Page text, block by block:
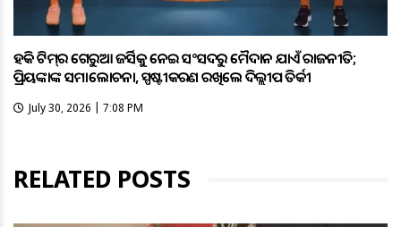
ହକି ଟିମ୍‌ର ଗେରୁଆ ଜର୍ସିକୁ ନେଇ ସଂସଦରୁ ମୈଦାନ ଯାଏଁ ରାଜନୀତି;
ପ୍ରିୟଙ୍କାଙ୍କ ସମାଲୋଚନା, ସ୍ପଷ୍ଟୀକରଣ ରଖିଲେ ଦିଲ୍ଲୀପ ତିର୍କୀ
July 30, 2026 | 7:08 PM
RELATED POSTS